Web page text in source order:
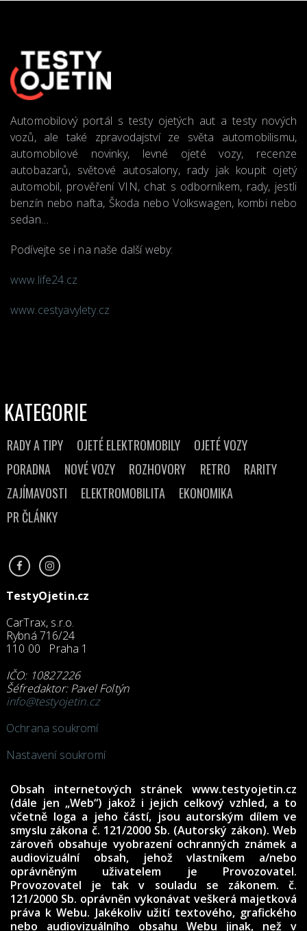
Automobilový portál s testy ojetých aut a testy nových
vozů, ale také zpravodajství ze světa automobilismu,
automobilové novinky, levné ojeté vozy, recenze
autobazarů, světové autosalony, rady jak koupit ojetý
automobil, prověření VIN, chat s odborníkem, rady, jestli
benzín nebo nafta, Škoda nebo Volkswagen, kombi nebo
sedan…
Podívejte se i na naše další weby:
www.life24.cz
www.cestyavylety.cz
KATEGORIE
RADY A TIPY OJETÉ ELEKTROMOBILY
OJETÉ VOZY
PORADNA
NOVÉ VOZY ROZHOVORY RETRO
RARITY
ZAJÍMAVOSTI
ELEKTROMOBILITA
EKONOMIKA
PR ČLÁNKY
TestyOjetin.cz
CarTrax, s.r.o.
Rybná 716/24
110 00 Praha 1
IČO: 10827226
Šéfredaktor: Pavel Foltýn
info@testyojetin.cz
Ochrana soukromí
Nastavení soukromí
Obsah internetových stránek www.testyojetin.cz
(dále jen „Web“) jakož i jejich celkový vzhled, a to
včetně loga a jeho částí, jsou autorským dílem ve
smyslu zákona č. 121/2000 Sb. (Autorský zákon). Web
zároveň obsahuje vyobrazení ochranných známek a
audiovizuální obsah, jehož vlastníkem a/nebo
oprávněným uživatelem je Provozovatel.
Provozovatel je tak v souladu se zákonem. č.
121/2000 Sb. oprávněn vykonávat veškerá majetková
práva k Webu. Jakékoliv užití textového, grafického
nebo audiovizuálního obsahu Webu jinak, než v